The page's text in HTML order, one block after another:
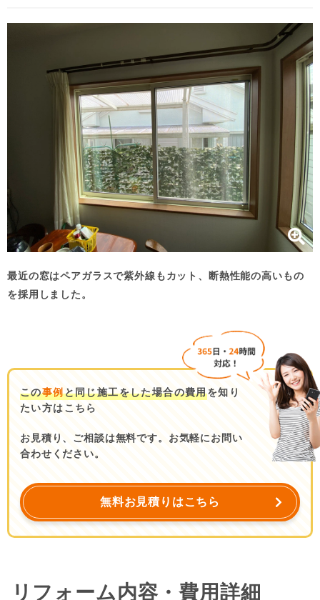
最近の窓はペアガラスで紫外線もカット、断熱性能の高いもの
を採用しました。
この事例と同じ施工をした場合の費用を知り
たい方はこちら
お見積り、ご相談は無料です。お気軽にお問い
合わせください。
無料お見積りはこちら
リフォーム内容・費用詳細